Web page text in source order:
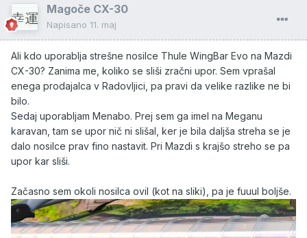
Magoče CX-30
Napisano 11. maj
Ali kdo uporablja strešne nosilce Thule WingBar Evo na Mazdi
CX-30? Zanima me, koliko se sliši zračni upor. Sem vprašal
enega prodajalca v Radovljici, pa pravi da velike razlike ne bi
bilo.
Sedaj uporabljam Menabo. Prej sem ga imel na Meganu
karavan, tam se upor nič ni slišal, ker je bila daljša streha se je
dalo nosilce prav fino nastavit. Pri Mazdi s krajšo streho se pa
upor kar sliši.
Začasno sem okoli nosilca ovil (kot na sliki), pa je fuuul boljše.